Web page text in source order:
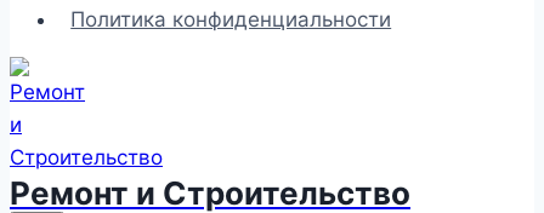
Политика конфиденциальности
Ремонт и Строительство